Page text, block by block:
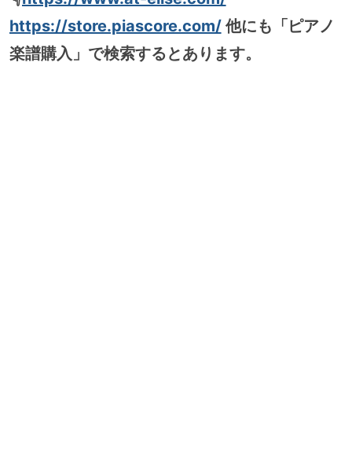
https://store.piascore.com/他にも「ピアノ
楽譜購入」で検索するとあります。